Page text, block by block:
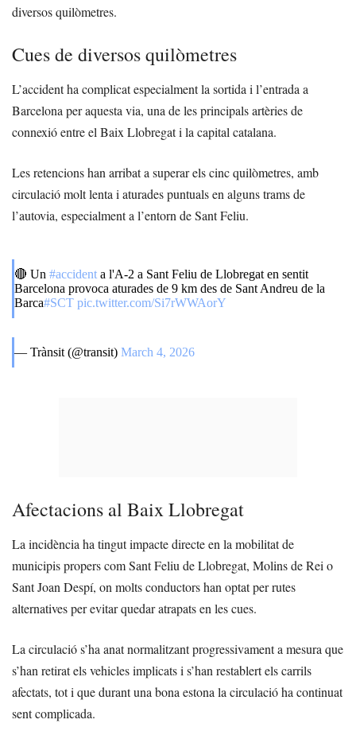
diversos quilòmetres.
Cues de diversos quilòmetres
L’accident ha complicat especialment la sortida i l’entrada a
Barcelona per aquesta via, una de les principals artèries de
connexió entre el Baix Llobregat i la capital catalana.
Les retencions han arribat a superar els cinc quilòmetres, amb
circulació molt lenta i aturades puntuals en alguns trams de
l’autovia, especialment a l’entorn de Sant Feliu.
🔴 Un #accident a l'A-2 a Sant Feliu de Llobregat en sentit
Barcelona provoca aturades de 9 km des de Sant Andreu de la
Barca#SCT pic.twitter.com/Si7rWWAorY
— Trànsit (@transit) March 4, 2026
Afectacions al Baix Llobregat
La incidència ha tingut impacte directe en la mobilitat de
municipis propers com Sant Feliu de Llobregat, Molins de Rei o
Sant Joan Despí, on molts conductors han optat per rutes
alternatives per evitar quedar atrapats en les cues.
La circulació s’ha anat normalitzant progressivament a mesura que
s’han retirat els vehicles implicats i s’han restablert els carrils
afectats, tot i que durant una bona estona la circulació ha continuat
sent complicada.